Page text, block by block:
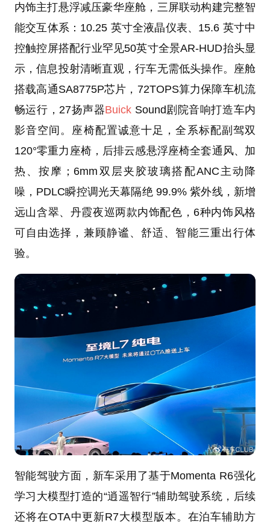
内饰主打悬浮减压豪华座舱，三屏联动构建完整智
能交互体系：10.25 英寸全液晶仪表、15.6 英寸中
控触控屏搭配行业罕见50英寸全景AR-HUD抬头显
示，信息投射清晰直观，行车无需低头操作。座舱
搭载高通SA8775P芯片，72TOPS算力保障车机流
畅运行，27扬声器Buick Sound剧院音响打造车内
影音空间。座椅配置诚意十足，全系标配副驾双
120°零重力座椅，后排云感悬浮座椅全套通风、加
热、按摩；6mm双层夹胶玻璃搭配ANC主动降
噪，PDLC瞬控调光天幕隔绝 99.9% 紫外线，新增
远山含翠、丹霞夜巡两款内饰配色，6种内饰风格
可自由选择，兼顾静谧、舒适、智能三重出行体
验。
智能驾驶方面，新车采用了基于Momenta R6强化
学习大模型打造的“逍遥智行”辅助驾驶系统，后续
还将在OTA中更新R7大模型版本。在泊车辅助方